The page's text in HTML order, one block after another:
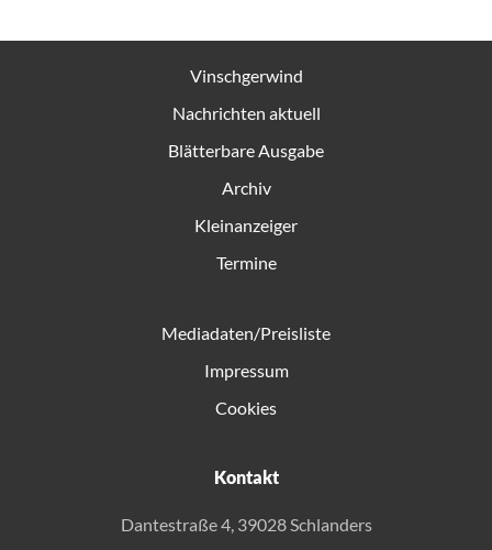
Vinschgerwind
Nachrichten aktuell
Blätterbare Ausgabe
Archiv
Kleinanzeiger
Termine
Mediadaten/Preisliste
Impressum
Cookies
Kontakt
Dantestraße 4, 39028 Schlanders